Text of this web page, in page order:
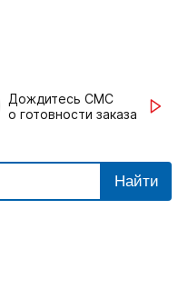
Дождитесь СМС
о готовности заказа
Найти